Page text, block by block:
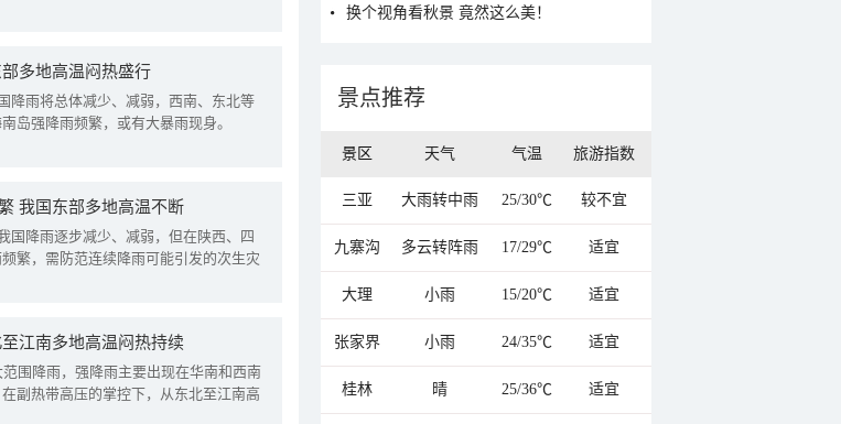
多地高温闷热盛行
降雨将总体减少、减弱，西南、东北等
岛强降雨频繁，或有大暴雨现身。
我国东部多地高温不断
国降雨逐步减少、减弱，但在陕西、四
繁，需防范连续降雨可能引发的次生灾
江南多地高温闷热持续
围降雨，强降雨主要出现在华南和西南
副热带高压的掌控下，从东北至江南高
换个视角看秋景 竟然这么美！
景点推荐
景区 天气 气温 旅游指数
三亚 大雨转中雨 25/30℃ 较不宜
九寨沟 多云转阵雨 17/29℃ 适宜
大理 小雨 15/20℃ 适宜
张家界 小雨 24/35℃ 适宜
桂林 晴 25/36℃ 适宜